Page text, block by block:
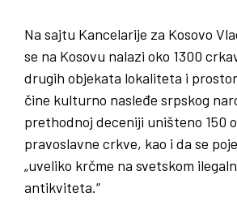
Na sajtu Kancelarije za Kosovo
se na Kosovu nalazi oko 1300
drugih objekata lokaliteta i
čine kulturno nasleđe srpskog
prethodnoj deceniji uništeno 150
pravoslavne crkve, kao i da se
„uveliko krčme na svetskom
antikviteta.“